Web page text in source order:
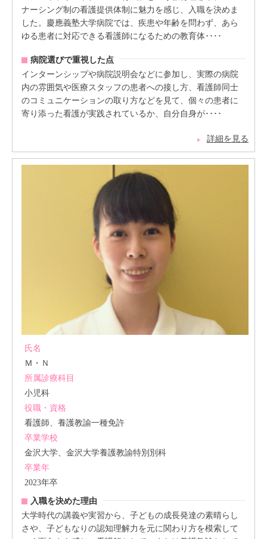
ナーシング制の看護提供体制に魅力を感じ、入職を決めま
した。慶應義塾大学病院では、疾患や年齢を問わず、あら
ゆる患者に対応できる看護師になるための教育体････
病院選びで重視した点
インターンシップや病院説明会などに参加し、実際の病院
内の雰囲気や医療スタッフの患者への接し方、看護師同士
のコミュニケーションの取り方などを見て、個々の患者に
寄り添った看護が実践されているか、自分自身が････
詳細を見る
氏名
Ｍ・Ｎ
所属診療科目
小児科
役職・資格
看護師、養護教諭一種免許
卒業学校
金沢大学、金沢大学養護教諭特別別科
卒業年
2023年卒
入職を決めた理由
大学時代の講義や実習から、子どもの成長発達の素晴らし
さや、子どもなりの認知理解力を元に関わり方を模索して